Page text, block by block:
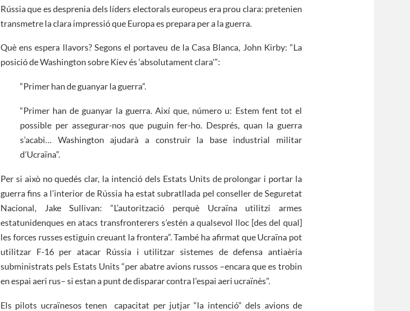
Rússia que es desprenia dels líders electorals europeus era prou clara: pretenien
transmetre la clara impressió que Europa es prepara per a la guerra.
Què ens espera llavors? Segons el portaveu de la Casa Blanca, John Kirby: “La
posició de Washington sobre Kíev és ‘absolutament clara'”:
“Primer han de guanyar la guerra”.
“Primer han de guanyar la guerra. Així que, número u: Estem fent tot el
possible per assegurar-nos que puguin fer-ho. Després, quan la guerra
s’acabi… Washington ajudarà a construir la base industrial militar
d’Ucraïna”.
Per si això no quedés clar, la intenció dels Estats Units de prolongar i portar la
guerra fins a l’interior de Rússia ha estat subratllada pel conseller de Seguretat
Nacional, Jake Sullivan: “L’autorització perquè Ucraïna utilitzi armes
estatunidenques en atacs transfronterers s’estén a qualsevol lloc [des del qual]
les forces russes estiguin creuant la frontera”. També ha afirmat que Ucraïna pot
utilitzar F-16 per atacar Rússia i utilitzar sistemes de defensa antiaèria
subministrats pels Estats Units “per abatre avions russos –encara que es trobin
en espai aeri rus– si estan a punt de disparar contra l’espai aeri ucraïnès”.
Els pilots ucraïnesos tenen capacitat per jutjar “la intenció” dels avions de